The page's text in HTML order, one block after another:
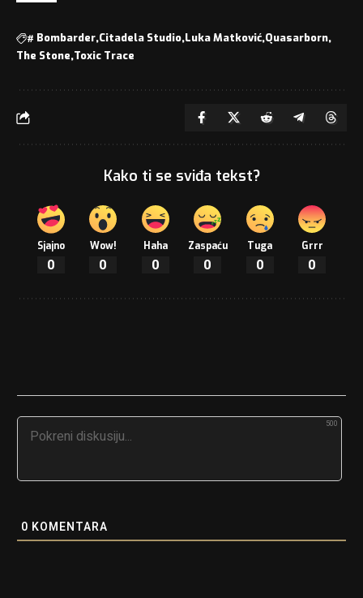
# Bombarder Citadela Studio Luka Matković Quasarborn
The Stone Toxic Trace
Kako ti se sviđa tekst?
Sjajno
0
Wow!
0
Haha
0
Zaspaću
0
Tuga
0
Grrr
0
500
0 KOMENTARA